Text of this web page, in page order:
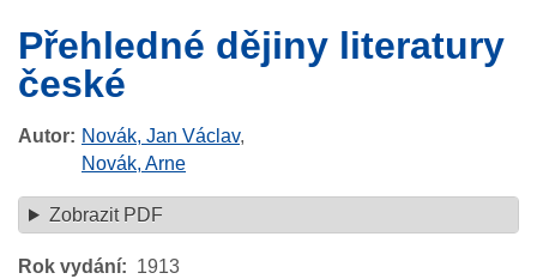
Přehledné dějiny literatury
české
Autor Novák, Jan Václav,
Novák, Arne
Zobrazit PDF
Rok vydání
1913